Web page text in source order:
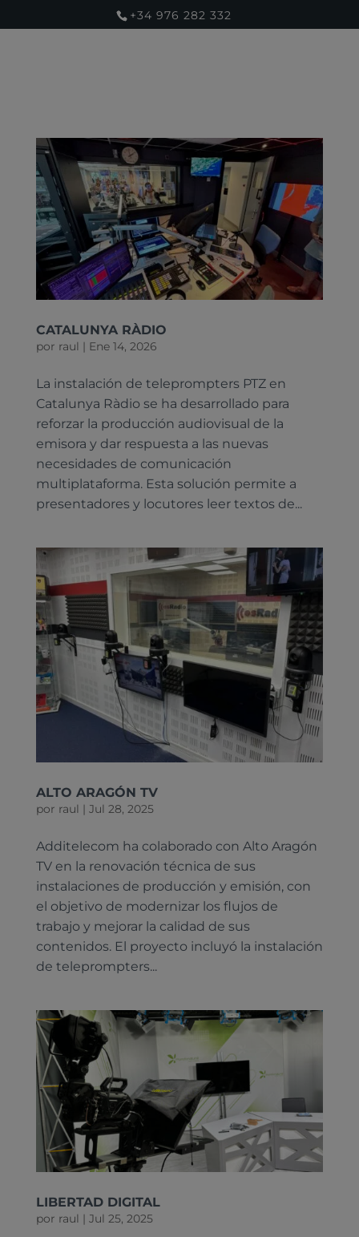
+34 976 282 332
CATALUNYA RÀDIO
por raul | Ene 14, 2026
La instalación de teleprompters PTZ en
Catalunya Ràdio se ha desarrollado para
reforzar la producción audiovisual de la
emisora y dar respuesta a las nuevas
necesidades de comunicación
multiplataforma. Esta solución permite a
presentadores y locutores leer textos de...
ALTO ARAGÓN TV
por raul | Jul 28, 2025
Additelecom ha colaborado con Alto Aragón
TV en la renovación técnica de sus
instalaciones de producción y emisión, con
el objetivo de modernizar los flujos de
trabajo y mejorar la calidad de sus
contenidos. El proyecto incluyó la instalación
de teleprompters...
LIBERTAD DIGITAL
por raul | Jul 25, 2025